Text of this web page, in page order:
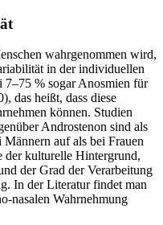
wahrgenommen wird,
in der individuellen
7–75 % sogar Anosmien für
das heißt, dass diese
können. Studien
Androstenon sind als
auf als bei Frauen
der kulturelle Hintergrund,
der Grad der Verarbeitung
In der Literatur findet man
nasalen Wahrnehmung